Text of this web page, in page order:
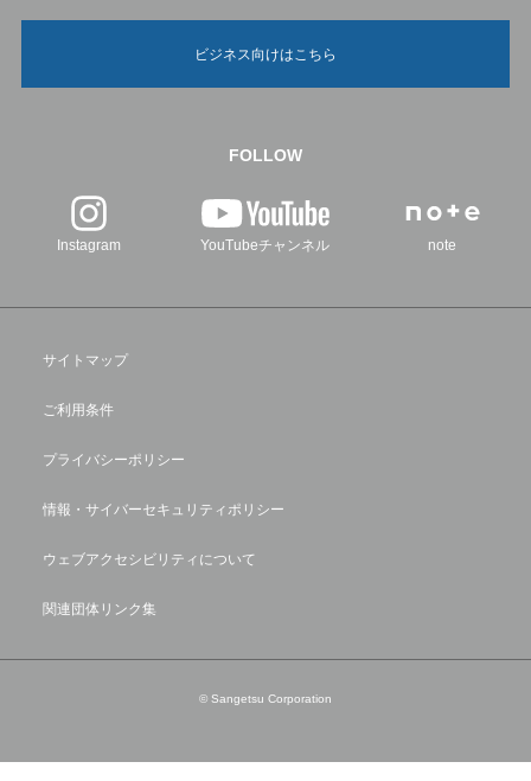
ビジネス向けはこちら
FOLLOW
Instagram YouTubeチャンネル note
サイトマップ
ご利用条件
プライバシーポリシー
情報・サイバーセキュリティポリシー
ウェブアクセシビリティについて
関連団体リンク集
© Sangetsu Corporation